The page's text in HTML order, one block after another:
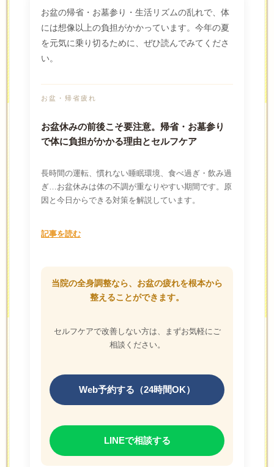
お盆の帰省・お墓参り・生活リズムの乱れで、体
には想像以上の負担がかかっています。今年の夏
を元気に乗り切るために、ぜひ読んでみてくださ
い。
お盆・帰省疲れ
お盆休みの前後こそ要注意。帰省・お墓参り
で体に負担がかかる理由とセルフケア
長時間の運転、慣れない睡眠環境、食べ過ぎ・飲み過
ぎ…お盆休みは体の不調が重なりやすい期間です。原
因と今日からできる対策を解説しています。
記事を読む
当院の全身調整なら、お盆の疲れを根本から
整えることができます。
セルフケアで改善しない方は、まずお気軽にご
相談ください。
Web予約する（24時間OK）
LINEで相談する